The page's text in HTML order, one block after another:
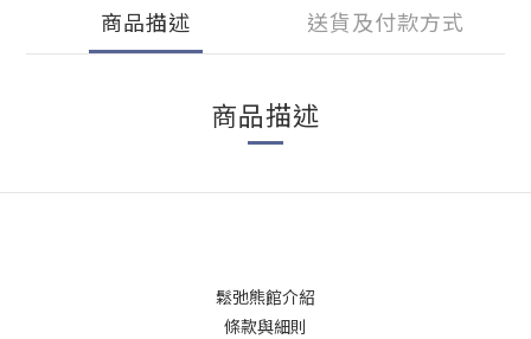
商品描述 送貨及付款方式
商品描述
鬆弛熊館介紹
條款與細則